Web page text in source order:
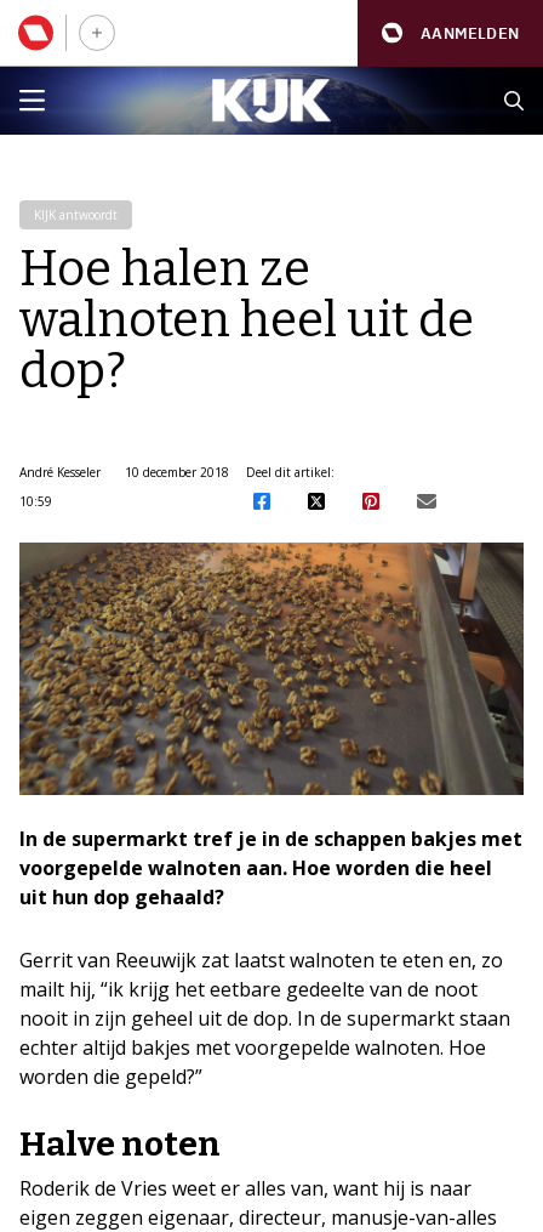
AANMELDEN
KIJK antwoordt
Hoe halen ze
walnoten heel uit de
dop?
André Kesseler
10 december 2018
10:59
Deel dit artikel:
In de supermarkt tref je in de schappen bakjes met
voorgepelde walnoten aan. Hoe worden die heel
uit hun dop gehaald?
Gerrit van Reeuwijk zat laatst walnoten te eten en, zo
mailt hij, “ik krijg het eetbare gedeelte van de noot
nooit in zijn geheel uit de dop. In de supermarkt staan
echter altijd bakjes met voorgepelde walnoten. Hoe
worden die gepeld?”
Halve noten
Roderik de Vries weet er alles van, want hij is naar
eigen zeggen eigenaar, directeur, manusje-van-alles